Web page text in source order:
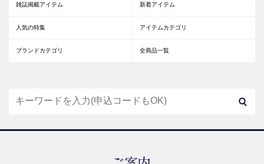
雑誌掲載アイテム 新着アイテム
人気の特集 アイテムカテゴリ
ブランドカテゴリ 全商品一覧